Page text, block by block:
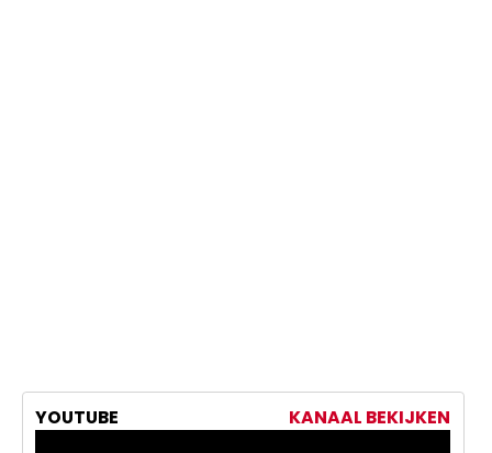
YOUTUBE KANAAL BEKIJKEN